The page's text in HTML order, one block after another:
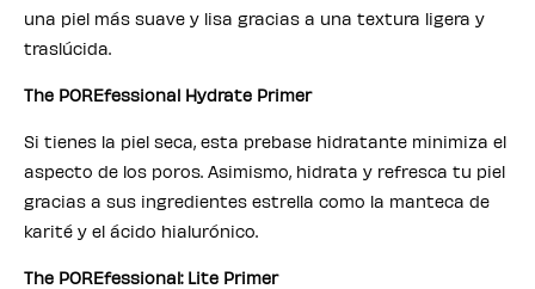
una piel más suave y lisa gracias a una textura ligera y
traslúcida.
The POREfessional Hydrate Primer
Si tienes la piel seca, esta prebase hidratante minimiza el
aspecto de los poros. Asimismo, hidrata y refresca tu piel
gracias a sus ingredientes estrella como la manteca de
karité y el ácido hialurónico.
The POREfessional: Lite Primer